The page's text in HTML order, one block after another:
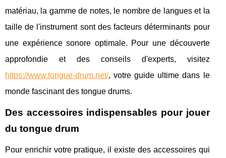
matériau, la gamme de notes, le nombre de langues et la
taille de l'instrument sont des facteurs déterminants pour
une expérience sonore optimale. Pour une découverte
approfondie et des conseils d'experts, visitez
https://www.tongue-drum.net/, votre guide ultime dans le
monde fascinant des tongue drums.
Des accessoires indispensables pour jouer
du tongue drum
Pour enrichir votre pratique, il existe des accessoires qui